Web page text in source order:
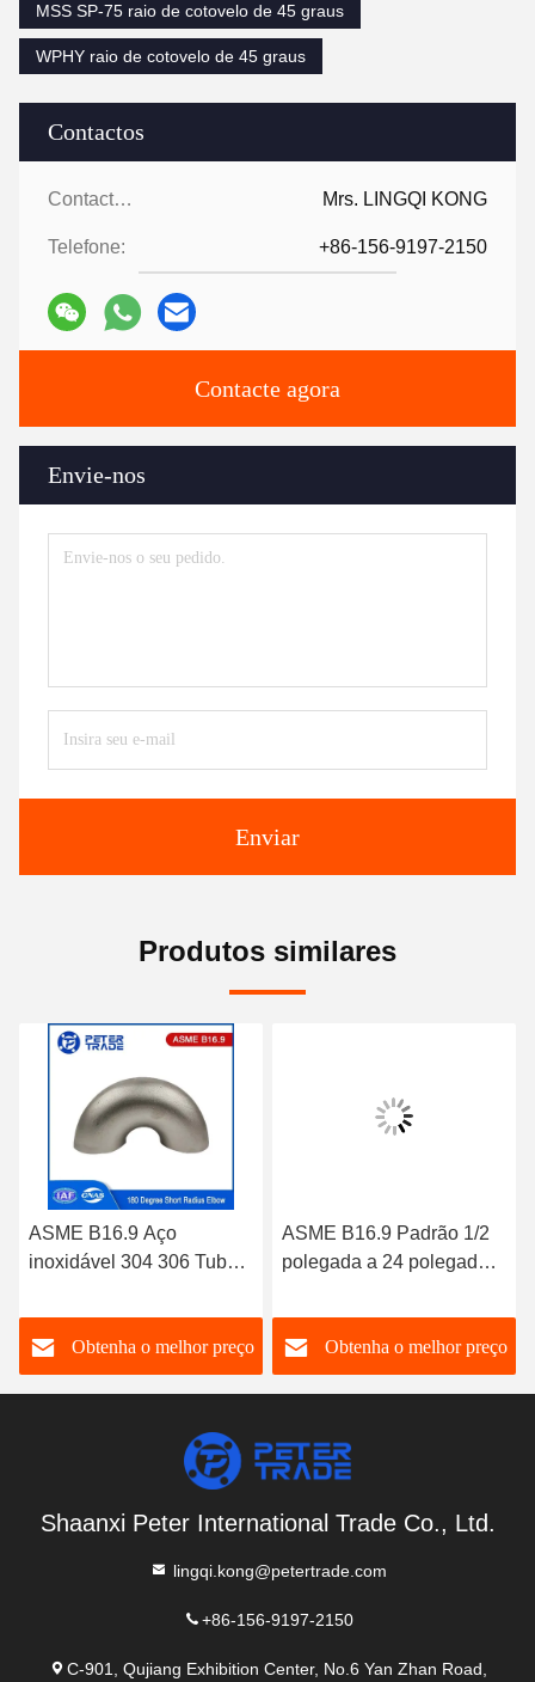
Contactos
Contactos: Mrs. LINGQI KONG
Telefone: +86-156-9197-2150
Contacte agora
Envie-nos
Enviar
MSS SP-75 raio de cotovelo de 45 graus
WPHY raio de cotovelo de 45 graus
Produtos similares
ASME B16.9 Aço
inoxidável 304 306 Tubos
raio Cotovelo Retorno
OEM OBM
Obtenha o melhor preço
ASME B16.9 Padrão 1/2
polegada a 24 polegadas
WPB Soldado 90 graus
raio curto Cotovelos SCH
40
Obtenha o melhor preço
Shaanxi Peter International Trade Co., Ltd.
lingqi.kong@petertrade.com
+86-156-9197-2150
C-901, Qujiang Exhibition Center, No.6 Yan Zhan Road,